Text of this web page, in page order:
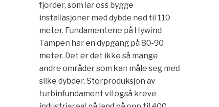
fjorder, som lar oss bygge
installasjoner med dybde ned til 110
meter. Fundamentene på Hywind
Tampen har en dypgang på 80-90
meter. Det er det ikke så mange
andre områder som kan måle seg med
slike dybder. Storproduksjon av
turbinfundament vil også kreve